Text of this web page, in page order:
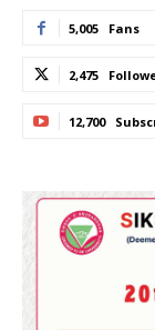
5,005 Fans
2,475
12,700